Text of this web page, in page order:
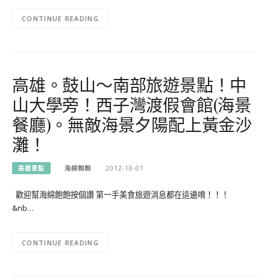
CONTINUE READING
高雄。鼓山～南部旅遊景點！中
山大學旁！西子灣渡假會館(海景
餐廳)。無敵海景夕陽配上黃金沙
灘！
高雄景點 海綿飽飽 2012-10-01
歡迎幫海綿飽飽按個讚 第一手美食旅遊消息都在這邊唷！！！
&nb…
CONTINUE READING